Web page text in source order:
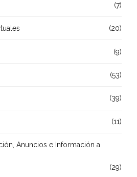
(7)
(20)
(9)
(53)
(39)
(11)
Anuncios e Información a
(29)